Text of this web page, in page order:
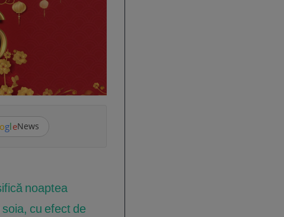
ogleNews
noaptea
cu efect de